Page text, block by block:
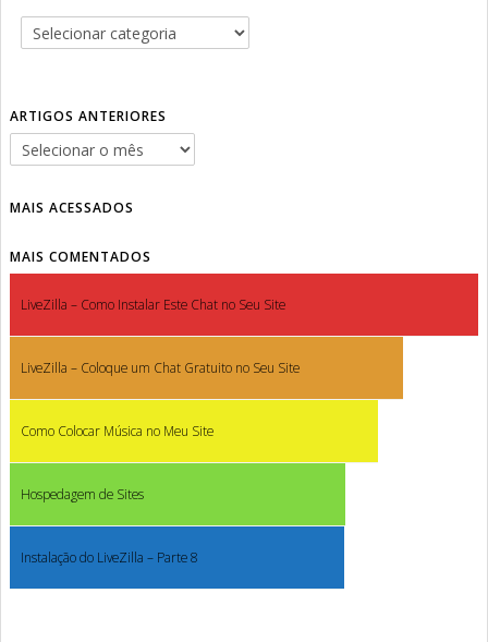
ARTIGOS ANTERIORES
MAIS ACESSADOS
MAIS COMENTADOS
LiveZilla – Como Instalar Este Chat no Seu Site
LiveZilla – Coloque um Chat Gratuito no Seu Site
Como Colocar Música no Meu Site
Hospedagem de Sites
Instalação do LiveZilla – Parte 8